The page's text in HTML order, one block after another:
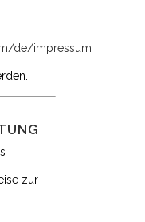
de/impressum
zur